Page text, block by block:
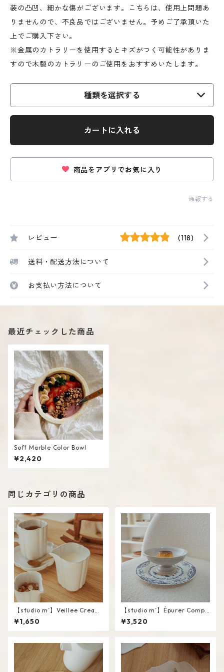
装の凸凹、細かな傷がございます。こちらは、使用上問題あ
りませんので、不良品ではございません。予めご了承頂いた
上でご購入下さい。
※金属のカトラリーを使用するとキズがつく可能性がありま
すので木製のカトラリーのご使用をおすすめいたします。
種類を選択する
カートに入れる
商品をアプリでお気に入り
通報する
レビュー (118)
送料・配送方法について
お支払い方法について
最近チェックした商品
Soft Marble Color Bowl
¥2,420
同じカテゴリの商品
【studio m’】Veillee Cream
er #White / L
¥1,650
【studio m’】Épurer Compo
te #White / M
¥3,520